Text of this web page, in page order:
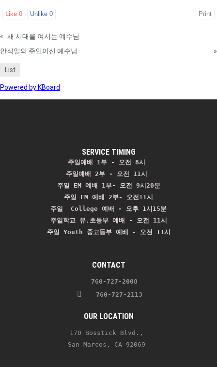
Like 0 Unlike 0 Print
« 새 시대를 여시는 예수님
안식일의 주인이신 예수님
»
List
Powered by KBoard
SERVICE TIMING
주일예배 1부 - 오전 8시
주일예배 2부 - 오전 11시
주일 EM 예배 1부- 오전 9시20분
주일 EM 예배 2부- 오전11시
주일  College 예배 - 오후 1시15분
주일학교 유.초등부 예배 - 오전 11시
주일 Youth 중고등부 예배 - 오전 11시
CONTACT
760-727-2008
760-727-2113
OUR LOCATION
170 Bosstick Blvd.,
San Marcos, CA 92069